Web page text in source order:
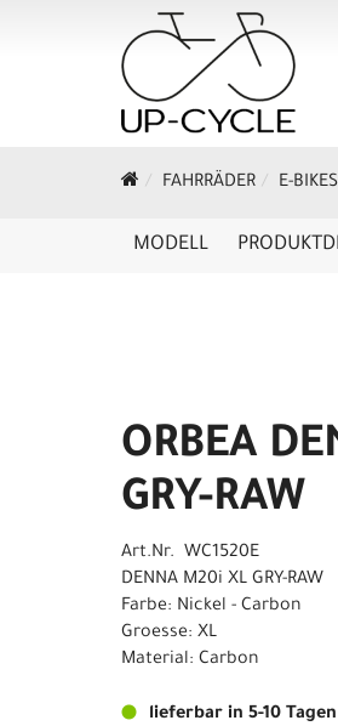
FAHRRÄDER E-BIKES
MODELL
ORBEA
GRY-RAW
Art.Nr. WC1520E
DENNA M20i XL GRY-RAW
Farbe: Nickel - Carbon
Groesse: XL
Material: Carbon
lieferbar in 5-10 Tagen